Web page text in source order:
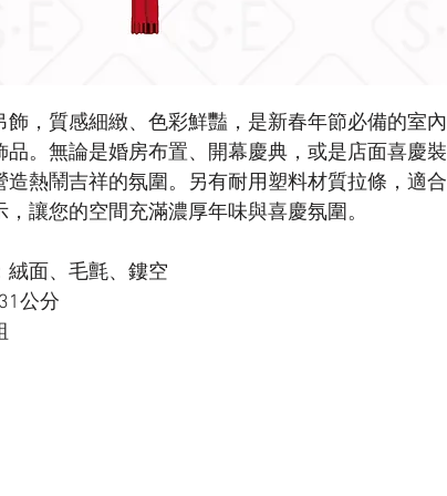
飾，質感細緻、色彩鮮豔，是新春年節必備的室內
品。無論是婚房布置、開幕慶典，或是店面喜慶裝
造熱鬧吉祥的氛圍。另有耐用塑料材質拉條，適合
，讓您的空間充滿濃厚年味與喜慶氛圍。
絨面、毛氈、鏤空
公分